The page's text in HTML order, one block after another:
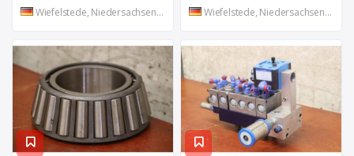
Wiefelstede, Niedersachsen, DE Wiefelstede, Niedersachsen, DE